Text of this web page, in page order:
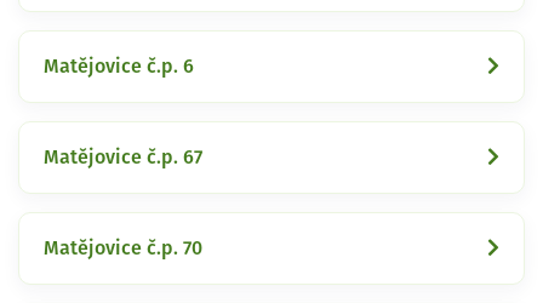
Matějovice č.p. 6
Matějovice č.p. 67
Matějovice č.p. 70